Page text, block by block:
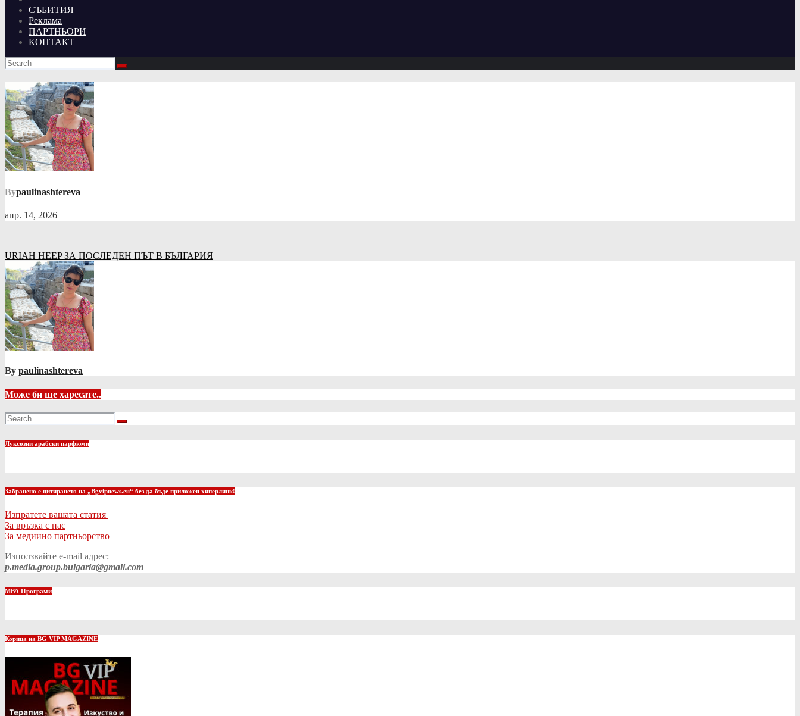
СЪБИТИЯ
Реклама
ПАРТНЬОРИ
КОНТАКТ
Bypaulinashtereva
апр. 14, 2026
Навигация
URIAH HEEP ЗА ПОСЛЕДЕН ПЪТ В БЪЛГАРИЯ
By paulinashtereva
Може би ще харесате..
Луксозни арабски парфюми
Забранено е цитирането на „Bgvipnews.eu“ без да бъде приложен хиперлинк!
Изпратете вашата статия
За връзка с нас
За медиино партньорство
Използвайте e-mail адрес:
p.media.group.bulgaria@gmail.com
МВА Програми
Корица на BG VIP MAGAZINE